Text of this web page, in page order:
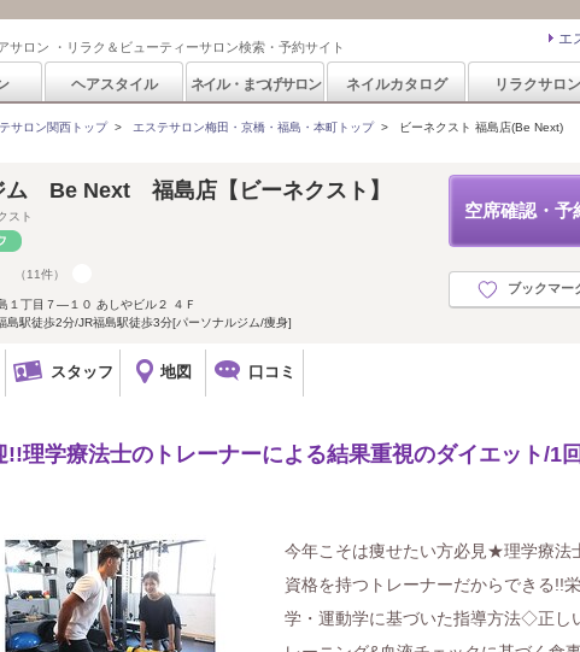
サロン ・リラク＆ビューティーサロン検索・予約サイト エ
ヘアスタイル ネイル・まつげサロン ネイルカタログ リラクサロン
サロン関西トップ> エステサロン梅田・京橋・福島・本町トップ> ビーネクスト 福島店(Be Next)
空席確認・予
ブックマー
ム Be Next 福島店【ビーネクスト】
スト
（11件）
１丁目７―１０ あしやビル２ ４Ｆ
島駅徒歩2分/JR福島駅徒歩3分[パーソナルジム/痩身]
スタッフ 地図 口コミ
理学療法士のトレーナーによる結果重視のダイエット/1
今年こそは痩せたい方必見★理学療法
資格を持つトレーナーだからできる!!
学・運動学に基づいた指導方法◇正し